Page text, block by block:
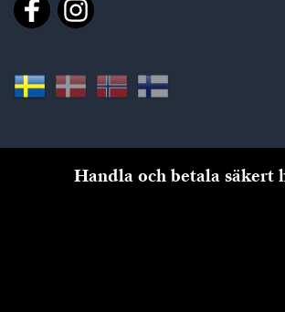
Handla och betala säkert